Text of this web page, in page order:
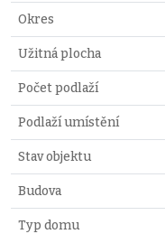
Okres
Užitná plocha
Počet podlaží
Podlaží umístění
Stav objektu
Budova
Typ domu